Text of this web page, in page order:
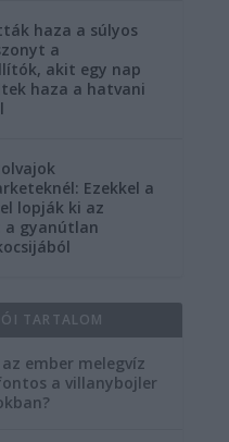
haza a súlyos
a
akit egy nap
haza a hatvani
Ezekkel a
lopják ki az
a gyanútlan
TARTALOM
ember melegvíz
a villanybojler